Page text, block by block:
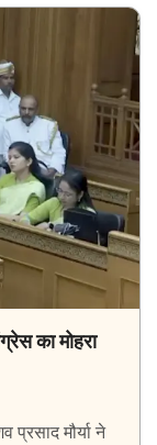
का मोहरा
मौर्या ने